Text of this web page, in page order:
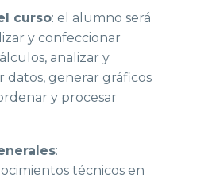
curso: el alumno será
y confeccionar
analizar y
datos, generar gráficos
y procesar
:
técnicos en